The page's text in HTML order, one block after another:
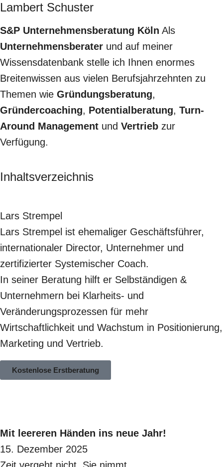
Lambert Schuster
S&P Unternehmensberatung Köln Als
Unternehmensberater und auf meiner
Wissensdatenbank stelle ich Ihnen enormes
Breitenwissen aus vielen Berufsjahrzehnten zu
Themen wie Gründungsberatung,
Gründercoaching, Potentialberatung, Turn-
Around Management und Vertrieb zur
Verfügung.
Inhaltsverzeichnis
Lars Strempel
Lars Strempel ist ehemaliger Geschäftsführer,
internationaler Director, Unternehmer und
zertifizierter Systemischer Coach.
In seiner Beratung hilft er Selbständigen &
Unternehmern bei Klarheits- und
Veränderungsprozessen für mehr
Wirtschaftlichkeit und Wachstum in Positionierung,
Marketing und Vertrieb.
Kostenlose Erstberatung
Mit leereren Händen ins neue Jahr!
15. Dezember 2025